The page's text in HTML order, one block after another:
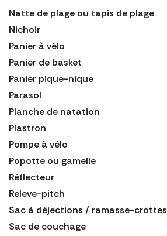
Natte de plage ou tapis de plage
Nichoir
Panier à vélo
Panier de basket
Panier pique-nique
Parasol
Planche de natation
Plastron
Pompe à vélo
Popotte ou gamelle
Réflecteur
Releve-pitch
Sac à déjections / ramasse-crottes
Sac de couchage